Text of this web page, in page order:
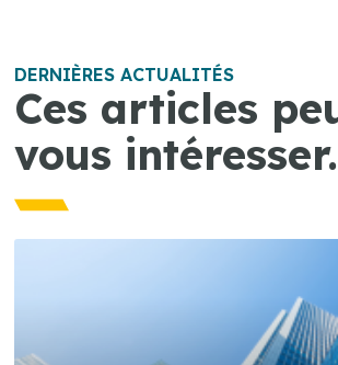
DERNIÈRES ACTUALITÉS
Ces articles
vous intéresser.